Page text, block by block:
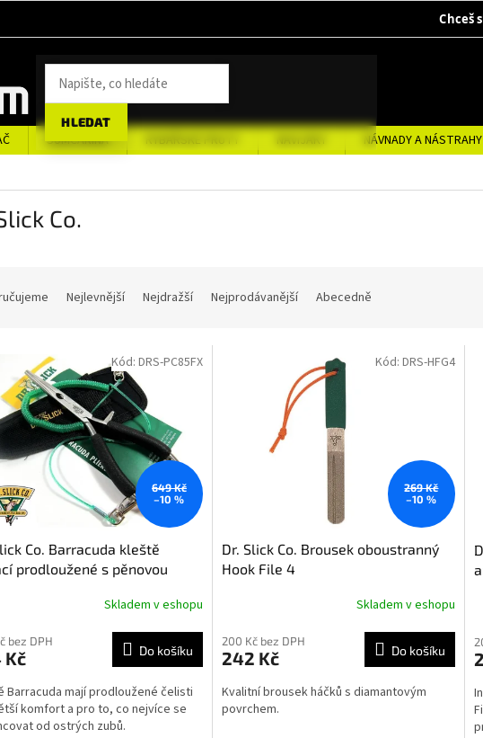
HLEDAT
SUMCAŘINA RYBÁŘSKÉ PRUTY NAVIJÁKY NÁVNADY A NÁSTRAHY
Co.
Nejlevnější Nejdražší Nejprodávanější Abecedně
649 Kč
–10 %
Co. Barracuda kleště
prodloužené s pěnovou
Skladem v eshopu
bez DPH
Kč Do košíku
Barracuda mají prodloužené čelisti
komfort a pro to, co nejvíce se
od ostrých zubů.
Kód: DRS-PC85FX
269 Kč
–10 %
Dr. Slick Co. Brousek oboustranný
Hook File 4
Skladem v eshopu
200 Kč bez DPH
242 Kč Do košíku
Kvalitní brousek háčků s diamantovým
povrchem.
Kód: DRS-HFG4